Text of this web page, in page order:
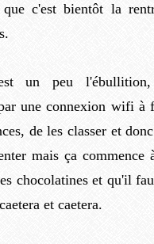
que c'est bientôt la
un peu
une connexion wifi à
de les classer et
mais ça commence
chocolatines et qu'il
et caetera.